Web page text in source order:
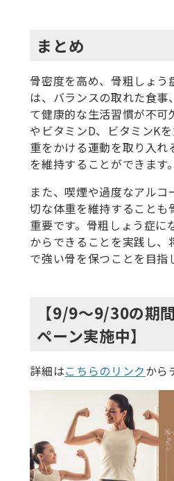
まとめ
骨密度を高め、骨粗しょう
は、バランスの取れた食事
て健康的な生活習慣が不可
やビタミンD、ビタミンK
重をかける運動を取り入れ
を維持することができます。
また、喫煙や過度なアル
切な体重を維持することも
重要です。骨粗しょう症に
からできることを実践し、
で強い骨を保つことを目指
【9/9～9/30の期
ペーン実施中】
詳細はこちらのリンクから